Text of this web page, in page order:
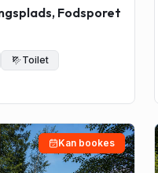
Fodsporet
Toilet
Kan bookes